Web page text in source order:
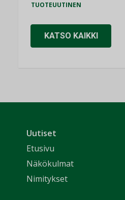
TUOTEUUTINEN
KATSO KAIKKI
Uutiset
Etusivu
Näkökulmat
Nimitykset